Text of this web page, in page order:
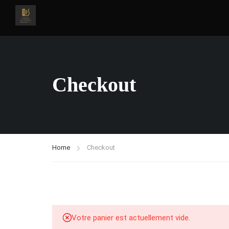
Checkout
Home Checkout
Votre panier est actuellement vide.